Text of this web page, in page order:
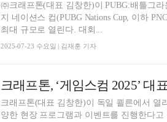
㈜크래프톤(대표 김창한)이 PUBG:배틀그
지 네이션스 컵(PUBG Nations Cup, 이하 PNC) 2025’
최대 규모로 열린다. 대회...
2025-07-23 수요일 | 김재훈 기자
크래프톤, ‘게임스컴 2025’
크래프톤(대표 김창한)이 독일 쾰른에서 열
양한 현장 프로그램과 이벤트를 진행한다고 10일 밝혔다. 크래프톤 전